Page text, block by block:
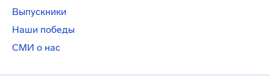
Выпускники
Наши победы
СМИ о нас